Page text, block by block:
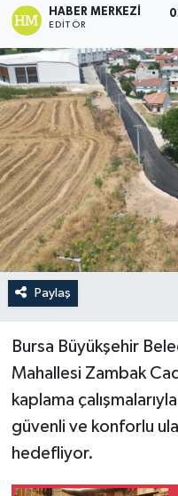
HABER MERKEZI
EDITÖR
Paylaş
Bursa Büyükşehir
Mahallesi Zambak
kaplama
güvenli ve konforlu
hedefliyor.